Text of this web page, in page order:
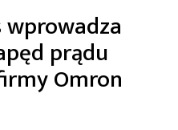
wprowadza
prądu
Omron